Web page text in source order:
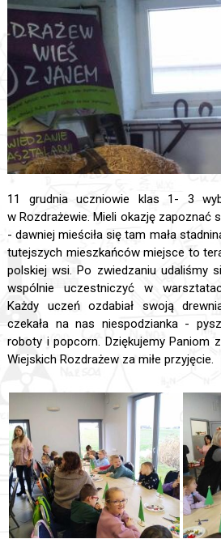
11 grudnia uczniowie klas 1- 3
w Rozdrażewie. Mieli okazję zapoznać
- dawniej mieściła się tam mała
tutejszych mieszkańców miejsce to
polskiej wsi. Po zwiedzaniu udaliśmy
wspólnie uczestniczyć w
Każdy uczeń ozdabiał swoją
czekała na nas niespodzianka -
roboty i popcorn. Dziękujemy Paniom
Wiejskich Rozdrażew za miłe przyjęcie.